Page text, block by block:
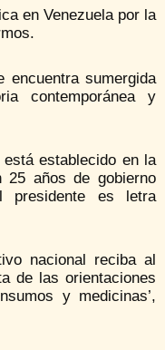
en Venezuela por la
encuentra sumergida
contemporánea y
establecido en la
25 años de gobierno
presidente es letra
nacional reciba al
de las orientaciones
y medicinas’,